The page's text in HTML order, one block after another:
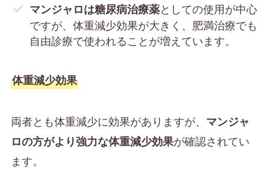
マンジャロは糖尿病治療薬としての使用が中心
ですが、体重減少効果が大きく、肥満治療でも
自由診療で使われることが増えています。
体重減少効果
両者とも体重減少に効果がありますが、 マンジャ
ロの方がより強力な体重減少効果が確認されてい
ます。